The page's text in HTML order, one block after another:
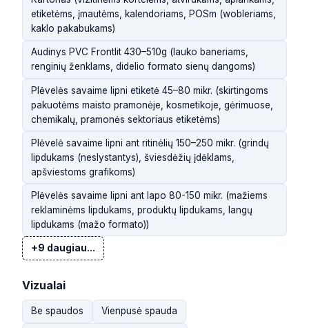
etiketėms, įmautėms, kalendoriams, POSm (wobleriams,
kaklo pakabukams)
Audinys PVC Frontlit 430–510g (lauko baneriams,
renginių ženklams, didelio formato sienų dangoms)
Plėvelės savaime lipni etiketė 45–80 mikr. (skirtingoms
pakuotėms maisto pramonėje, kosmetikoje, gėrimuose,
chemikalų, pramonės sektoriaus etiketėms)
Plėvelė savaime lipni ant ritinėlių 150–250 mikr. (grindų
lipdukams (neslystantys), šviesdėžių įdėklams,
apšviestoms grafikoms)
Plėvelės savaime lipni ant lapo 80-150 mikr. (mažiems
reklaminėms lipdukams, produktų lipdukams, langų
lipdukams (mažo formato))
+9 daugiau...
Vizualai
Be spaudos Vienpusė spauda